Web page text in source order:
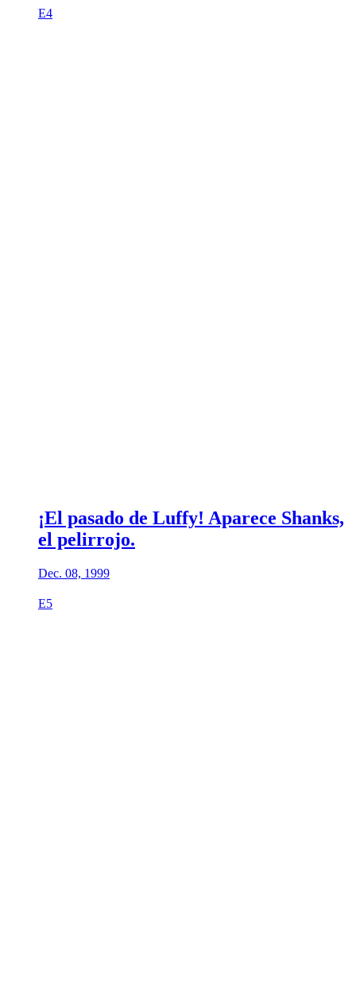
E4
¡El pasado de Luffy! Aparece Shanks,
el pelirrojo.
Dec. 08, 1999
E5